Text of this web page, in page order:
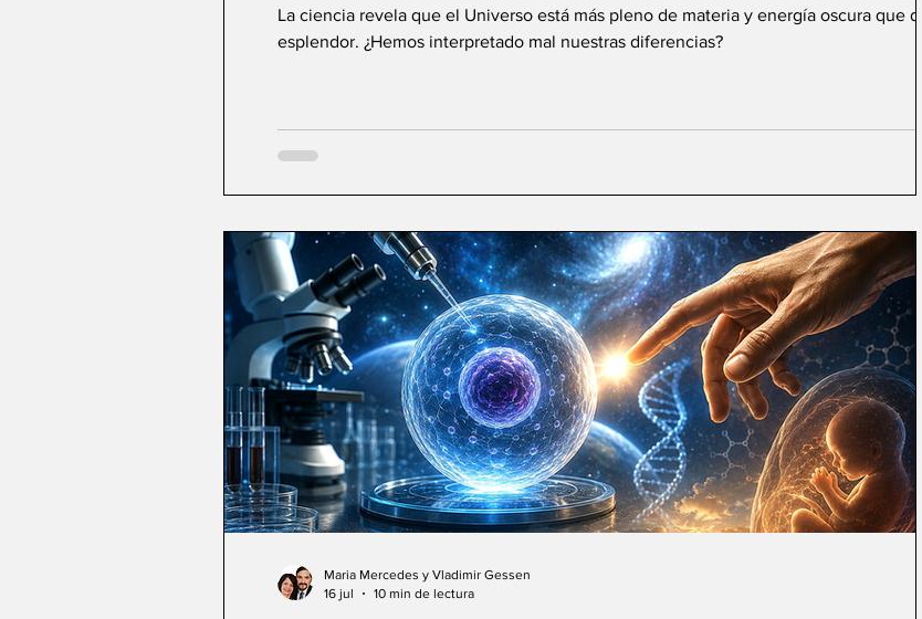
La ciencia revela que el Universo está más pleno de materia y energía oscura que de
esplendor. ¿Hemos interpretado mal nuestras diferencias?
Maria Mercedes y Vladimir Gessen
16 jul
10 min de lectura